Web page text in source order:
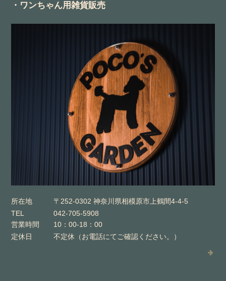
・ワンちゃん用雑貨販売
所在地
〒252-0302 神奈川県相模原市上鶴間4-4-5
TEL
042-705-5908
営業時間
10：00-18：00
定休日
不定休（お電話にてご確認ください。）